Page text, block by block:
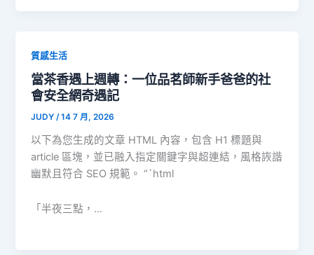
質感生活
當茶香遇上週轉：一位品茗師新手爸爸的社
會安全網奇遇記
JUDY/14 7 月, 2026
以下為您生成的文章 HTML 內容，包含 H1 標題與
article 區塊，並已融入指定關鍵字與超連結，風格詼諧
幽默且符合 SEO 規範。 “`html
「半夜三點，…